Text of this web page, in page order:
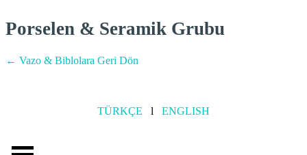
Porselen & Seramik Grubu
← Vazo & Biblolara Geri Dön
TÜRKÇE l ENGLISH